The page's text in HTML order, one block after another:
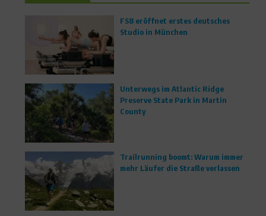
FS8 eröffnet erstes deutsches
Studio in München
Unterwegs im Atlantic Ridge
Preserve State Park in Martin
County
Trailrunning boomt: Warum immer
mehr Läufer die Straße verlassen